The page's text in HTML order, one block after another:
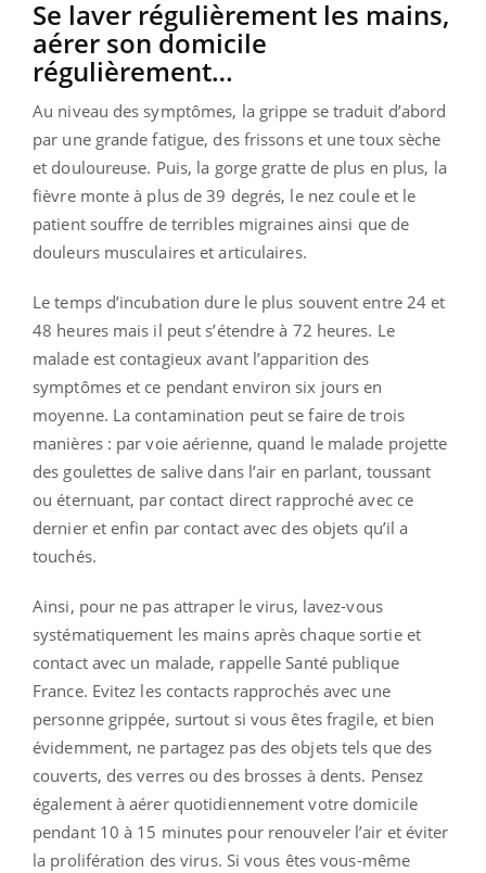
Se laver régulièrement les mains,
aérer son domicile
régulièrement…
Au niveau des symptômes, la grippe se traduit d’abord
par une grande fatigue, des frissons et une toux sèche
et douloureuse. Puis, la gorge gratte de plus en plus, la
fièvre monte à plus de 39 degrés, le nez coule et le
patient souffre de terribles migraines ainsi que de
douleurs musculaires et articulaires.
Le temps d’incubation dure le plus souvent entre 24 et
48 heures mais il peut s’étendre à 72 heures. Le
malade est contagieux avant l’apparition des
symptômes et ce pendant environ six jours en
moyenne. La contamination peut se faire de trois
manières : par voie aérienne, quand le malade projette
des goulettes de salive dans l’air en parlant, toussant
ou éternuant, par contact direct rapproché avec ce
dernier et enfin par contact avec des objets qu’il a
touchés.
Ainsi, pour ne pas attraper le virus, lavez-vous
systématiquement les mains après chaque sortie et
contact avec un malade, rappelle Santé publique
France. Evitez les contacts rapprochés avec une
personne grippée, surtout si vous êtes fragile, et bien
évidemment, ne partagez pas des objets tels que des
couverts, des verres ou des brosses à dents. Pensez
également à aérer quotidiennement votre domicile
pendant 10 à 15 minutes pour renouveler l’air et éviter
la prolifération des virus. Si vous êtes vous-même